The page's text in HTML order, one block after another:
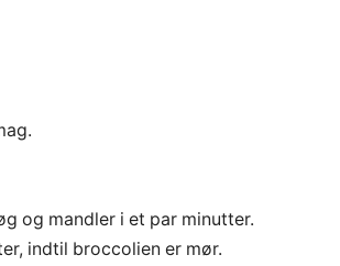
og mandler i et par minutter.
indtil broccolien er mør.